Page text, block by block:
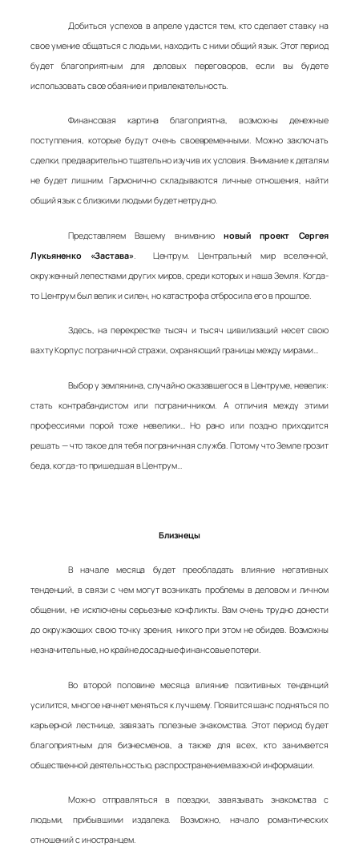
Добиться успехов в апреле удастся тем, кто сделает ставку на
свое умение общаться с людьми, находить с ними общий язык. Этот период
будет благоприятным для деловых переговоров, если вы будете
использовать свое обаяние и привлекательность.
Финансовая картина благоприятна, возможны денежные
поступления, которые будут очень своевременными. Можно заключать
сделки, предварительно тщательно изучив их условия. Внимание к деталям
не будет лишним. Гармонично складываются личные отношения, найти
общий язык с близкими людьми будет нетрудно.
Представляем Вашему вниманиюновый проект Сергея
Лукьяненко «Застава». Центрум. Центральный мир вселенной,
окруженный лепестками других миров, среди которых и наша Земля. Когда-
то Центрум был велик и силен, но катастрофа отбросила его в прошлое.
Здесь, на перекрестке тысяч и тысяч цивилизаций несет свою
вахту Корпус пограничной стражи, охраняющий границы между мирами…
Выбор у землянина, случайно оказавшегося в Центруме, невелик:
стать контрабандистом или пограничником. А отличия между этими
профессиями порой тоже невелики… Но рано или поздно приходится
решать — что такое для тебя пограничная служба. Потому что Земле грозит
беда, когда-то пришедшая в Центрум…
Близнецы
В начале месяца будет преобладать влияние негативных
тенденций, в связи с чем могут возникать проблемы в деловом и личном
общении, не исключены серьезные конфликты. Вам очень трудно донести
до окружающих свою точку зрения, никого при этом не обидев. Возможны
незначительные, но крайне досадные финансовые потери.
Во второй половине месяца влияние позитивных тенденций
усилится, многое начнет меняться к лучшему. Появится шанс подняться по
карьерной лестнице, завязать полезные знакомства. Этот период будет
благоприятным для бизнесменов, а также для всех, кто занимается
общественной деятельностью, распространением важной информации.
Можно отправляться в поездки, завязывать знакомства с
людьми, прибывшими издалека. Возможно, начало романтических
отношений с иностранцем.